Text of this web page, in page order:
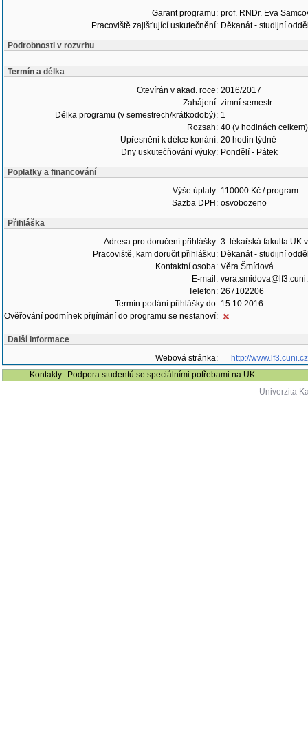
Garant programu: prof. RNDr. Eva
Pracoviště zajišťující uskutečnění: Děkanát - studijní
Podrobnosti v rozvrhu
Termín a délka
Otevírán v akad. roce: 2016/2017
Zahájení: zimní semestr
Délka programu (v semestrech/krátkodobý): 1
Rozsah: 40 (v hodinách celkem)
Upřesnění k délce konání: 20 hodin týdně
Dny uskutečňování výuky: Pondělí - Pátek
Poplatky a financování
Výše úplaty: 110000 Kč / program
Sazba DPH: osvobozeno
Přihláška
Adresa pro doručení přihlášky: 3. lékařská fakulta UK
Pracoviště, kam doručit přihlášku: Děkanát - studijní
Kontaktní osoba: Věra Šmídová
E-mail:
Telefon: 267102206
Termín podání přihlášky do: 15.10.2016
Ověřování podmínek přijímání do programu se nestanoví:
Další informace
Webová stránka:
http://
Kontakty
Podpora studentů se speciálními potřebami na UK
Univerzita